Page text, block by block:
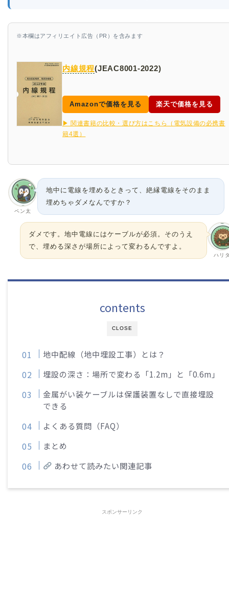
※本欄はアフィリエイト広告（PR）を含みます
内線規程(JEAC8001-2022)
Amazonで価格を見る 楽天で価格を見る
▶ 関連書籍の比較・選び方はこちら（電気設備の必携書
籍4選）
ペン太
地中に電線を埋めるときって、絶縁電線をそのまま
埋めちゃダメなんですか？
ハリ
ダメです。地中電線にはケーブルが必須。そのうえ
で、埋める深さが場所によって変わるんですよ。
CLOSE
contents
地中配線（地中埋設工事）とは？
埋設の深さ：場所で変わる「1.2m」と「0.6m」
金属がい装ケーブルは保護装置なしで直接埋設
できる
よくある質問（FAQ）
まとめ
あわせて読みたい関連記事
スポンサーリンク